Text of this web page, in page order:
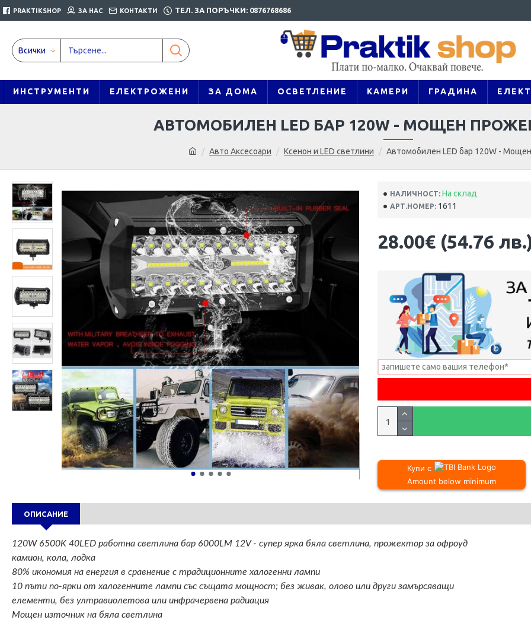
PRAKTIKSHOP ЗА НАС КОНТАКТИ ТЕЛ. ЗА ПОРЪЧКИ: 0876768686
Всички
ИНСТРУМЕНТИ ЕЛЕКТРОЖЕНИ ЗА ДОМА ОСВЕТЛЕНИЕ КАМЕРИ ГРАДИНА
Авто Аксесоари Ксенон и LED светлини Автомобилен LED бар 120W -
АВТОМОБИЛЕН LED БАР 120W - МОЩЕН
НАЛИЧНОСТ: На склад
АРТ.НОМЕР: 1611
28.00€ (54.76
Купи с
Amount below minimum
ОПИСАНИЕ
120W 6500K 40LED работна светлина бар 6000LM 12V - супер ярка бяла светлина, прожектор за офроуд
камион, кола, лодка
80% икономия на енергия в сравнение с традиционните халогенни лампи
10 пъти по-ярки от халогенните лампи със същата мощност; без живак, олово или други замърсяващи
елементи, без ултравиолетова или инфрачервена радиация
Мощен източник на бяла светлина